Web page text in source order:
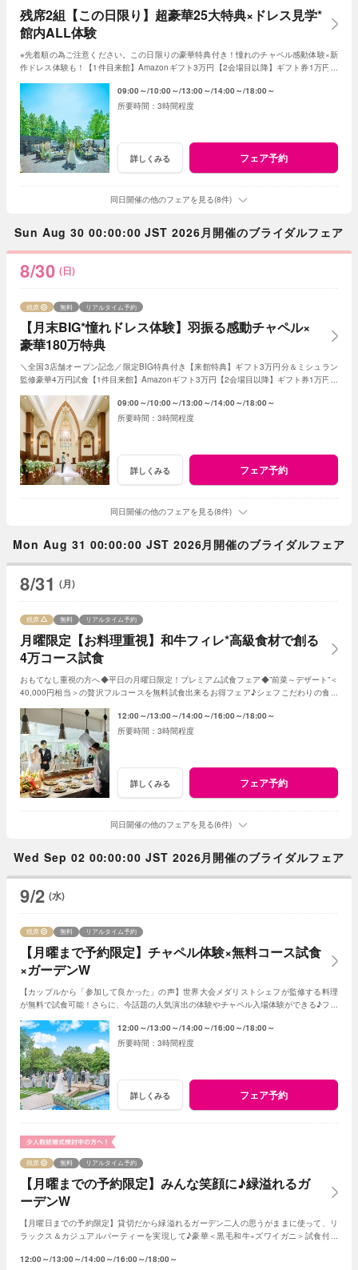
残席2組【この日限り】超豪華25大特典×ドレス見学*
館内ALL体験
※先着順の為ご注意ください。この日限りの豪華特典付き！憧れのチャペル感動体験×新
作ドレス体験も！【1件目来館】Amazonギフト3万円【2会場目以降】ギフト券1万円プ
09:00～ 10:00～ 13:00～ 14:00～ 18:00～
3時間程度
詳しくみる フェア予約
同日開催の他のフェアを見る(8件)
Sun Aug 30 00:00:00 JST 2026月開催のブライダルフェア
8/30 (日)
【月末BIG*憧れドレス体験】羽振る感動チャペル×
豪華180万特典
残席 無料 リアルタイム予約
＼全国3店舗オープン記念／限定BIG特典付き【来館特典】ギフト3万円分＆ミシュラン
監修豪華4万円試食【1件目来館】Amazonギフト3万円【2会場目以降】ギフト券1万円プ
09:00～ 10:00～ 13:00～ 14:00～ 18:00～
3時間程度
詳しくみる フェア予約
同日開催の他のフェアを見る(8件)
Mon Aug 31 00:00:00 JST 2026月開催のブライダルフェア
8/31 (月)
月曜限定【お料理重視】和牛フィレ*高級食材で創る
4万コース試食
残席 無料 リアルタイム予約
おもてなし重視の方へ◆平日の月曜日限定！プレミアム試食フェア◆”前菜～デザート”＜
40,000円相当＞の贅沢フルコースを無料試食出来るお得フェア♪シェフこだわりの食材
12:00～ 13:00～ 14:00～ 16:00～ 18:00～
3時間程度
詳しくみる フェア予約
同日開催の他のフェアを見る(6件)
Wed Sep 02 00:00:00 JST 2026月開催のブライダルフェア
9/2 (水)
【月曜まで予約限定】チャペル体験×無料コース試食
×ガーデンW
残席 無料 リアルタイム予約
【カップルから「参加して良かった」の声】世界大会メダリストシェフが監修する料理
が無料で試食可能！さらに、今話題の人気演出の体験やチャペル入場体験ができる♪フェ
12:00～ 13:00～ 14:00～ 16:00～ 18:00～
3時間程度
詳しくみる フェア予約
【月曜までの予約限定】みんな笑顔に♪緑溢れるガ
ーデンW
残席 無料 リアルタイム予約
【月曜日までの予約限定】貸切だから緑溢れるガーデン二人の思うがままに使って、リ
ラックス＆カジュアルパーティーを実現して♪豪華＜黒毛和牛×ズワイガニ＞試食付き
12:00～ 13:00～ 14:00～ 16:00～ 18:00～